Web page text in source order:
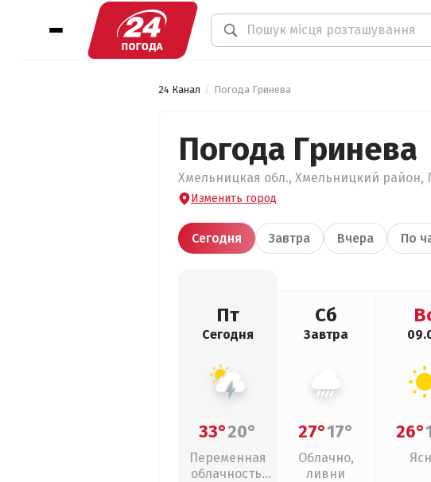
24 Канал Погода Гринева
Погода Гринева
Хмельницкая обл., Хмельницкий район,
Изменить город
Сегодня Завтра Вчера По
Пт
Сегодня
33°20°
Переменная
облачность,
Сб
Завтра
27°17°
Облачно,
ливни
26°